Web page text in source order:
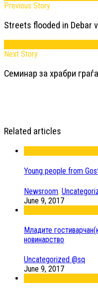
Previous Story
Streets flooded in Debar
Next Story
Семинар за храбри
Related articles
Young people from
Newsroom,
June 9, 2017
Младите
новинарство
Uncategorized @sq
June 9, 2017